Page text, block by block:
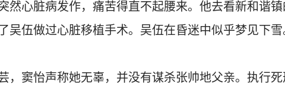
然心脏病发作，痛苦得直不起腰来。他去看新和谐
吴伍做过心脏移植手术。吴伍在昏迷中似乎梦见下
，窦怡声称她无辜，并没有谋杀张帅地父亲。执行